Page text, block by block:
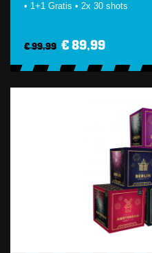
• 1+1 Gratis • 2x 30 shots
€ 99,99 € 89,99